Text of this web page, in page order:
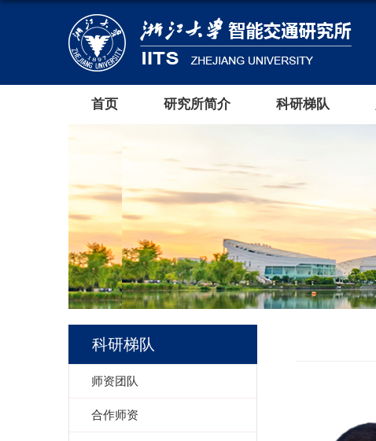
首页 研究所简介 科研梯队
科研梯队
师资团队
合作师资